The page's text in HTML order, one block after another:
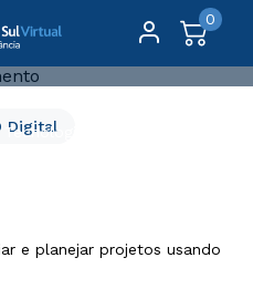
0
e
Digital
e planejar projetos usando